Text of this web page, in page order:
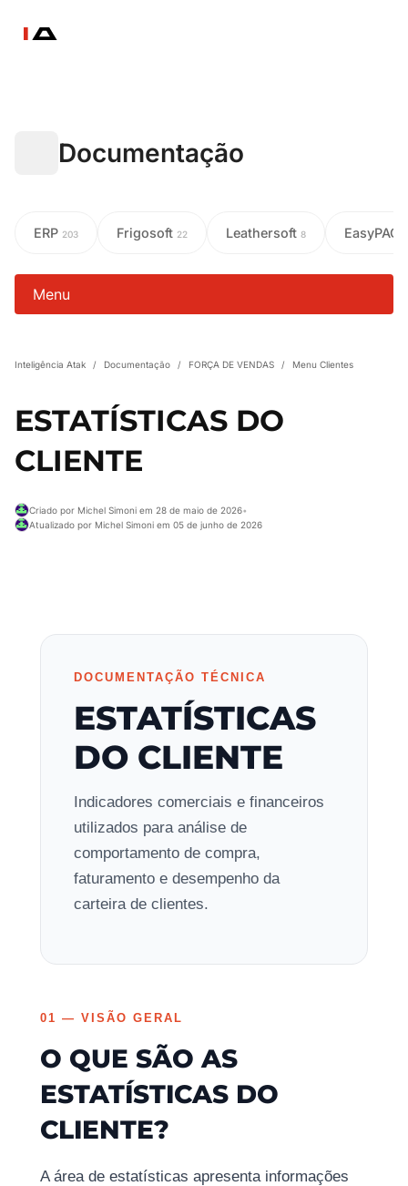
Documentação
ERP 203 Frigosoft 22 Leathersoft 8 EasyPAC
Menu
Inteligência Atak / Documentação / FORÇA DE VENDAS / Menu Clientes
ESTATÍSTICAS DO
CLIENTE
Criado por Michel Simoni em 28 de maio de 2026•
Atualizado por Michel Simoni em 05 de junho de 2026
DOCUMENTAÇÃO TÉCNICA
ESTATÍSTICAS
DO CLIENTE
Indicadores comerciais e financeiros
utilizados para análise de
comportamento de compra,
faturamento e desempenho da
carteira de clientes.
01 — VISÃO GERAL
O QUE SÃO AS
ESTATÍSTICAS DO
CLIENTE?
A área de estatísticas apresenta informações